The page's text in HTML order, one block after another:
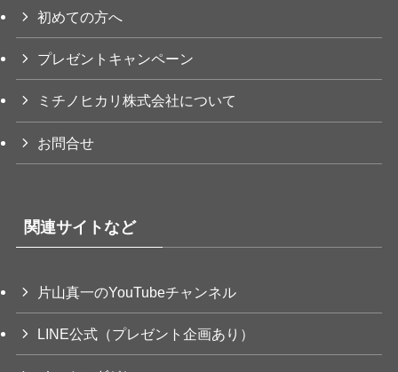
初めての方へ
プレゼントキャンペーン
ミチノヒカリ株式会社について
お問合せ
関連サイトなど
片山真一のYouTubeチャンネル
LINE公式（プレゼント企画あり）